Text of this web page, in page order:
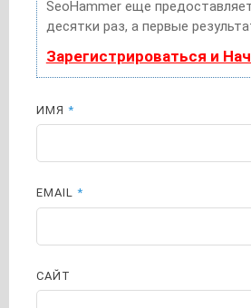
SeoHammer еще
десятки раз, а первые
Зарегистрироваться и
ИМЯ *
EMAIL *
САЙТ